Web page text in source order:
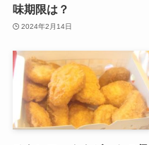
味期限は？
2024年2月14日